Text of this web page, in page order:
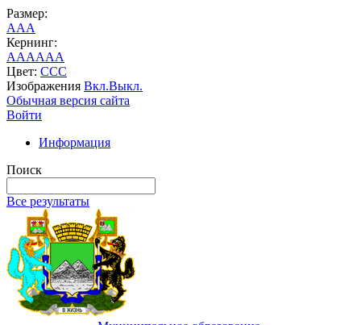
Размер:
AAA
Кернинг:
AAAAAA
Цвет: CCC
Изображения Вкл.Выкл.
Обычная версия сайта
Войти
Информация
Поиск
Все результаты